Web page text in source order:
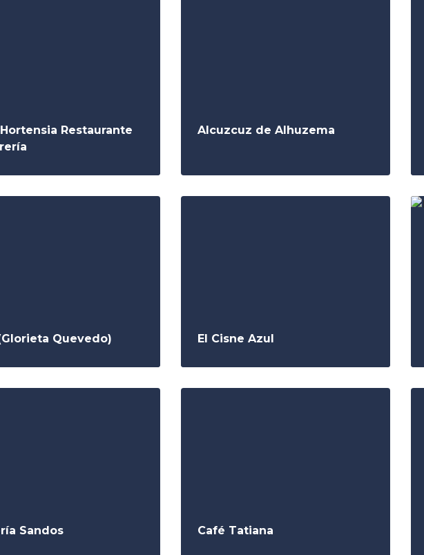
Restaurante
Alcuzcuz de Alhuzema
Quevedo) El Cisne Azul
Sandos Café Tatiana